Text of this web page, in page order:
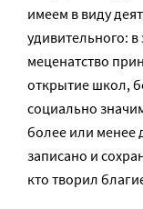
имеем в виду
удивительного: в
меценатство
открытие школ,
социально
более или менее
записано и
кто творил